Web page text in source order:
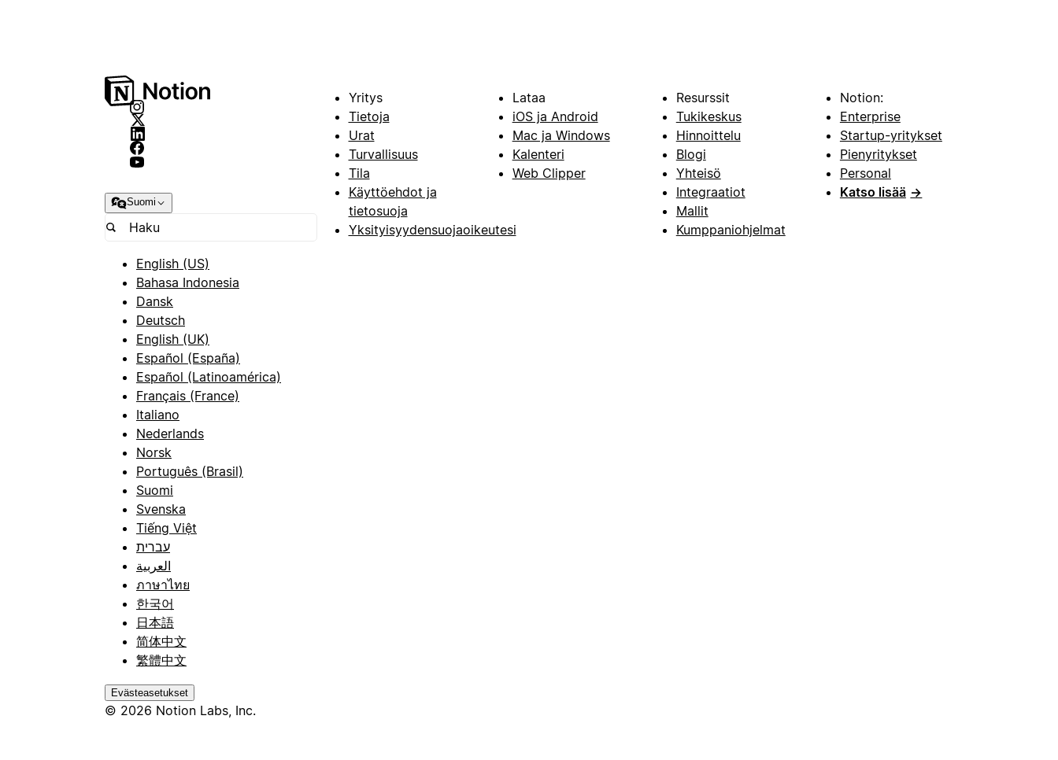
Suomi
English (US)
Bahasa Indonesia
Dansk
Deutsch
English (UK)
Español (España)
Español (Latinoamérica)
Français (France)
Italiano
Nederlands
Norsk
Português (Brasil)
Suomi
Svenska
Tiếng Việt
עברית
العربية
ภาษาไทย
한국어
日本語
简体中文
繁體中文
Evästeasetukset
© 2026 Notion Labs, Inc.
Yritys
Tietoja
Urat
Turvallisuus
Tila
Käyttöehdot ja
tietosuoja
Yksityisyydensuojaoikeutesi
Lataa
iOS ja Android
Mac ja Windows
Kalenteri
Web Clipper
Resurssit
Tukikeskus
Hinnoittelu
Blogi
Yhteisö
Integraatiot
Mallit
Kumppaniohjelmat
Notion:
Enterprise
Startup-yritykset
Pienyritykset
Personal
Katso lisää →